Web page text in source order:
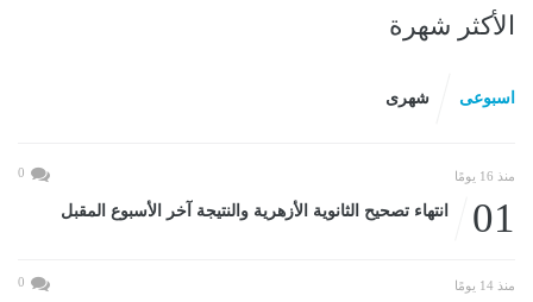
الأكثر شهرة
اسبوعى شهرى
منذ 16 يومًا 0
01 انتهاء تصحيح الثانوية الأزهرية والنتيجة آخر الأسبوع المقبل
منذ 14 يومًا 0